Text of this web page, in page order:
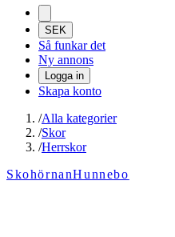
SEK
Så funkar det
Ny annons
Logga in
Skapa konto
/Alla kategorier
/Skor
/Herrskor
SkohörnanHunnebo